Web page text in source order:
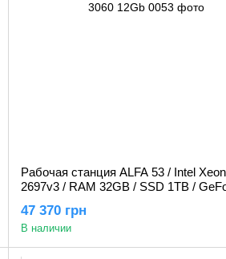
Рабочая станция ALFA 53 / Intel
2697v3 / RAM 32GB / SSD 1TB /
47 370 грн
В наличии